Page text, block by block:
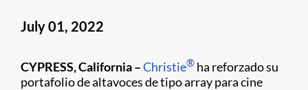
July 01, 2022
CYPRESS, California –Christie® ha reforzado su
portafolio de altavoces de tipo array para cine